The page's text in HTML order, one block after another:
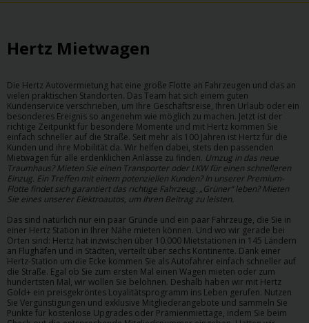
Hertz Mietwagen
Die Hertz Autovermietung hat eine große Flotte an Fahrzeugen und das an
vielen praktischen Standorten. Das Team hat sich einem guten
Kundenservice verschrieben, um Ihre Geschäftsreise, Ihren Urlaub oder ein
besonderes Ereignis so angenehm wie möglich zu machen. Jetzt ist der
richtige Zeitpunkt für besondere Momente und mit Hertz kommen Sie
einfach schneller auf die Straße. Seit mehr als 100 Jahren ist Hertz für die
Kunden und ihre Mobilität da. Wir helfen dabei, stets den passenden
Mietwagen für alle erdenklichen Anlässe zu finden. Umzug in das neue
Traumhaus? Mieten Sie einen Transporter oder LKW für einen schnelleren
Einzug. Ein Treffen mit einem potenziellen Kunden? In unserer Premium-
Flotte findet sich garantiert das richtige Fahrzeug. „Grüner“ leben? Mieten
Sie eines unserer Elektroautos, um Ihren Beitrag zu leisten.
Das sind natürlich nur ein paar Gründe und ein paar Fahrzeuge, die Sie in
einer Hertz Station in Ihrer Nähe mieten können. Und wo wir gerade bei
Orten sind: Hertz hat inzwischen über 10.000 Mietstationen in 145 Ländern
an Flughäfen und in Städten, verteilt über sechs Kontinente. Dank einer
Hertz-Station um die Ecke kommen Sie als Autofahrer einfach schneller auf
die Straße. Egal ob Sie zum ersten Mal einen Wagen mieten oder zum
hundertsten Mal, wir wollen Sie belohnen. Deshalb haben wir mit Hertz
Gold+ ein preisgekröntes Loyalitätsprogramm ins Leben gerufen. Nutzen
Sie Vergünstigungen und exklusive Mitgliederangebote und sammeln Sie
Punkte für kostenlose Upgrades oder Prämienmiettage, indem Sie beim